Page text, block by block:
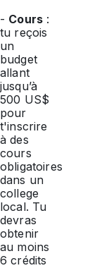
- Cours :
tu reçois
un
budget
allant
jusqu’à
500 US$
pour
t'inscrire
à des
cours
obligatoires
dans un
college
local. Tu
devras
obtenir
au moins
6 crédits